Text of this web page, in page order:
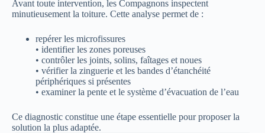
Avant toute intervention, les Compagnons inspectent
minutieusement la toiture. Cette analyse permet de :
repérer les microfissures
• identifier les zones poreuses
• contrôler les joints, solins, faîtages et noues
• vérifier la zinguerie et les bandes d’étanchéité
périphériques si présentes
• examiner la pente et le système d’évacuation de l’eau
Ce diagnostic constitue une étape essentielle pour proposer la
solution la plus adaptée.